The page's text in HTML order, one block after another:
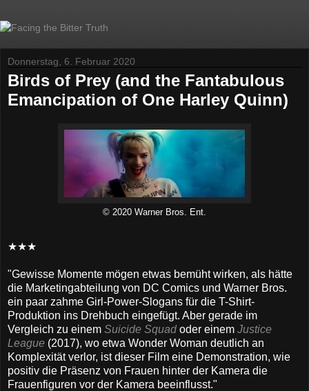
Donnerstag, 6. Februar 2020
Birds of Prey (and the Fantabulous
Emancipation of One Harley Quinn)
© 2020 Warner Bros. Ent.
★★★
"Gewisse Momente mögen etwas bemüht wirken, als hätte
die Marketingabteilung von DC Comics und Warner Bros.
ein paar zahme Girl-Power-Slogans für die T-Shirt-
Produktion ins Drehbuch eingefügt. Aber gerade im
Vergleich zu einem Suicide Squadoder einem Justice
League (2017), wo etwa Wonder Woman deutlich an
Komplexität verlor, ist dieser Film eine Demonstration, wie
positiv die Präsenz von Frauen hinter der Kamera die
Frauenfiguren vor der Kamera beeinflusst."